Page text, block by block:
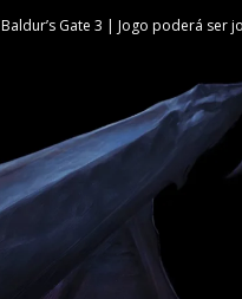
Baldur’s Gate 3 | Jogo poderá ser